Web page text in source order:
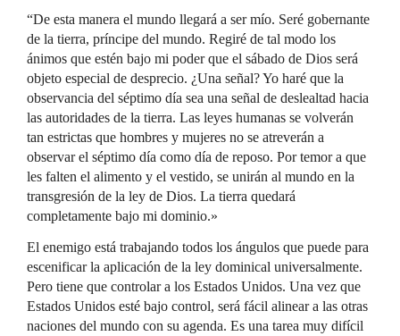
“De esta manera el mundo llegará a ser mío. Seré gobernante
de la tierra, príncipe del mundo. Regiré de tal modo los
ánimos que estén bajo mi poder que el sábado de Dios será
objeto especial de desprecio. ¿Una señal? Yo haré que la
observancia del séptimo día sea una señal de deslealtad hacia
las autoridades de la tierra. Las leyes humanas se volverán
tan estrictas que hombres y mujeres no se atreverán a
observar el séptimo día como día de reposo. Por temor a que
les falten el alimento y el vestido, se unirán al mundo en la
transgresión de la ley de Dios. La tierra quedará
completamente bajo mi dominio.»
El enemigo está trabajando todos los ángulos que puede para
escenificar la aplicación de la ley dominical universalmente.
Pero tiene que controlar a los Estados Unidos. Una vez que
Estados Unidos esté bajo control, será fácil alinear a las otras
naciones del mundo con su agenda. Es una tarea muy difícil